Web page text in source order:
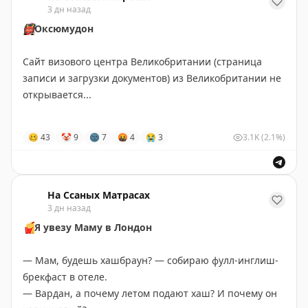
Stay tuned!
Подписаться на Матрассы
Но записать на подачу раньше — могу и хочу!
Всем прекрасной делакруашечки.
3 дн назад
👹Оксюмудон
Сайт визового центра Великобритании (страница
записи и загрузки документов) из Великобритании не
открывается...
🥴 43 🤡9 🌚 7 🤬 4 😭 3 3.1K(2.1%)
На Ссаных Матрасах
3 дн назад
🍟Я увезу Маму в Лондон
— Мам, будешь хашбраун? — собираю фулл-инглиш-
брекфаст в отеле.
— Вардан, а почему летом подают хаш? И почему он